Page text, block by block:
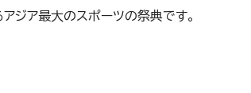
ジア最大のスポーツの祭典です。